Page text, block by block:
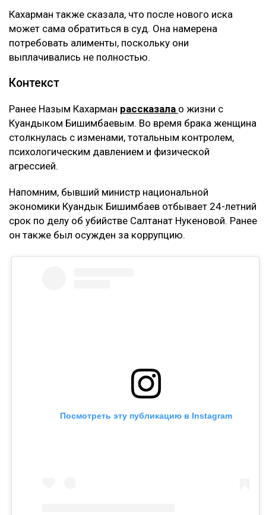
Кахарман также сказала, что после нового иска
может сама обратиться в суд. Она намерена
потребовать алименты, поскольку они
выплачивались не полностью.
Контекст
Ранее Назым Кахарман рассказала о жизни с
Куандыком Бишимбаевым. Во время брака женщина
столкнулась с изменами, тотальным контролем,
психологическим давлением и физической
агрессией.
Напомним, бывший министр национальной
экономики Куандык Бишимбаев отбывает 24-летний
срок по делу об убийстве Салтанат Нукеновой. Ранее
он также был осужден за коррупцию.
Посмотреть эту публикацию в Instagram